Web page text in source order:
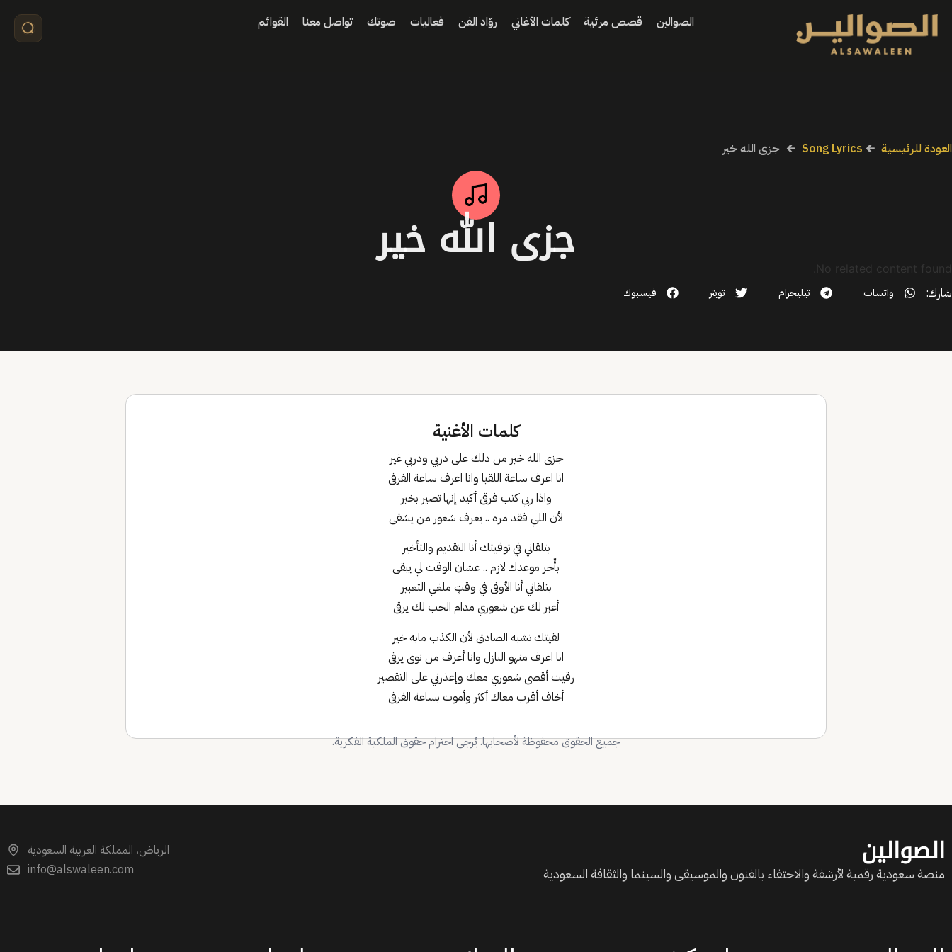
الصوالين قصص مرئية كلمات الأغاني روّاد الفن فعاليات صوتك تواصل معنا القوائم
العودة للرئيسية 🡰
Song Lyrics
🡰 جزى الله خير
جزى الله خير No related content found.
شارك: واتساب تيليجرام تويتر فيسبوك
كلمات الأغنية
جزى الله خير من دلك على دربي ودربي غير
انا اعرف ساعة اللقيا وانا اعرف ساعة الفرقى
واذا ربي كتب فرقى أكيد إنها تصير بخير
لأن اللي فقد مره .. يعرف شعور من يشقى
بتلقاني في توقيتك أنا التقديم والتأخير
بأّخر موعدك لازم .. عشان الوقت لي يبقى
بتلقاني أنا الأوفى في وقتٍ ملغي التعبير
أعبر لك عن شعوري مدام الحب لك يرقى
لقيتك تشبه الصادق لأن الكذب مابه خير
انا اعرف منهو النازل وانا أعرف من نوى يرقى
رقيت أقصى شعوري معك وإعذرني على التقصير
أخاف أقرب معاك أكثر وأموت بساعة الفرقى
جميع الحقوق محفوظة لأصحابها. يُرجى احترام حقوق الملكية الفكرية.
الصوالين
منصة سعودية رقمية لأرشفة والاحتفاء بالفنون والموسيقى والسينما والثقافة السعودية
الرياض، المملكة العربية السعودية
info@alswaleen.com